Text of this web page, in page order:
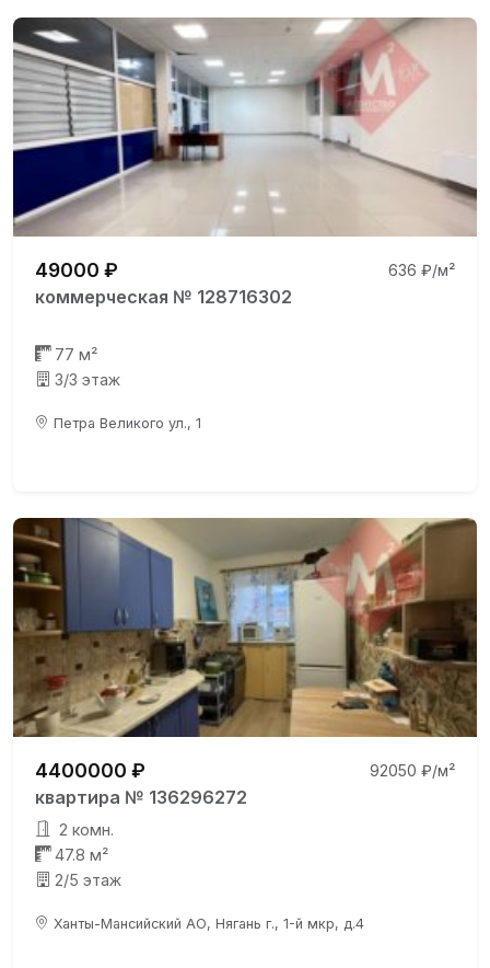
49000 ₽ 636 ₽/м²
коммерческая № 128716302
77 м²
3/3 этаж
Петра Великого ул., 1
4400000 ₽ 92050 ₽/м²
квартира № 136296272
2 комн.
47.8 м²
2/5 этаж
Ханты-Мансийский АО, Нягань г., 1-й мкр, д.4